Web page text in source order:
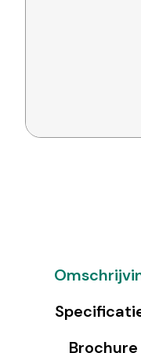
Brochure